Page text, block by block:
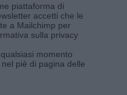
piattaforma di
accetti che le
a Mailchimp per
sulla privacy
momento
piè di pagina delle